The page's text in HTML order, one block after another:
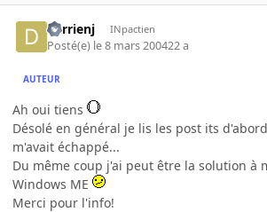
derrienj INpactien
Posté(e) le 8 mars 200422 a
AUTEUR
Ah oui tiens
Désolé en général je lis les post its
m'avait échappé...
Du même coup j'ai peut être la solution à
Windows ME
Merci pour l'info!